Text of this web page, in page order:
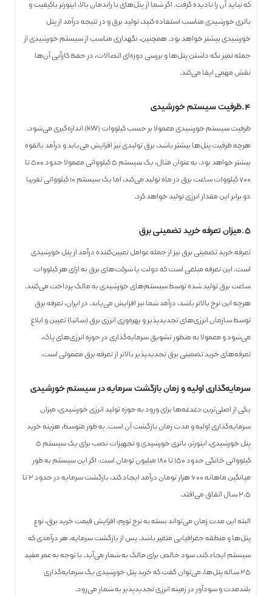
که نباید آن را نادیده گرفت. اگر شما از پنل‌های با راندمان بالا، اینورتر باکیفیت و
باتری خورشیدی مناسب استفاده کنید، تولید برق و در نتیجه درآمد از پنل
خورشیدی بیشتر خواهد بود. همچنین، نگهداری مناسب از سیستم خورشیدی از
جمله تمیز نگه داشتن پنل‌ها و بررسی دوره‌ای اتصالات، در حفظ کارآیی آن‌ها
نقش مهمی ایفا می‌کند.
۴.ظرفیت سیستم خورشیدی
ظرفیت سیستم خورشیدی معمولا بر حسب کیلووات (kW) اندازه‌گیری می‌شود.
هرچه ظرفیت پنل‌ها بیشتر باشد، برق تولیدی نیز افزایش می‌یابد و درآمد بالقوه
بیشتر خواهد بود. به عنوان مثال، یک سیستم ۵ کیلوواتی معمولا حدود ۵۰۰ تا
۷۰۰ کیلووات ساعت برق در ماه تولید می‌کند، اما یک سیستم ۱۰ کیلوواتی تقریبا
دو برابر این مقدار انرژی تولید خواهد کرد.
۵.میزان تعرفه خرید تضمینی برق
تعرفه خرید تضمینی برق نیز از جمله عوامل تعیین‌کننده درآمد از پنل خورشیدی
است. این تعرفه مبلغی است که دولت یا شرکت‌های برق به ازای هر کیلووات
ساعت برق تولید شده توسط سیستم‌های خورشیدی به مالک پرداخت می‌کنند.
هرچه این نرخ بالاتر باشد، درآمد شما نیز افزایش می‌یابد. در ایران، تعرفه برق
توسط سازمان انرژی‌های تجدیدپذیر و بهره‌وری انرژی برق (ساتبا) تعیین و ابلاغ
می‌شود و معمولا به منظور تشویق سرمایه‌گذاری در حوزه انرژی‌های پاک،
تعرفه‌های خرید تضمینی برق تجدیدپذیر بالاتر از تعرفه برق معمولی است.
سرمایه‌گذاری اولیه و زمان بازگشت سرمایه در سیستم خورشیدی
یکی از اصلی‌ترین دغدغه‌ها برای ورود به حوزه تولید انرژی خورشیدی، میزان
سرمایه‌گذاری اولیه و مدت زمان بازگشت آن است. به طور متوسط، هزینه خرید
پنل خورشیدی، اینورتر، باتری خورشیدی و تجهیزات نصب برای یک سیستم ۵
کیلوواتی خانگی حدود ۱۵۰ تا ۱۸۰ میلیون تومان است. اگر این سیستم به طور
میانگین ماهانه ۶۰۰ هزار تومان درآمد ایجاد کند، بازگشت سرمایه در حدود ۲ تا
۲.۵ سال اتفاق می‌افتد.
البته این مدت زمان می‌تواند بسته به نرخ تورم، افزایش قیمت خرید برق، نوع
پنل‌ها و منطقه جغرافیایی متغیر باشد. پس از بازگشت سرمایه، هر درآمدی که
سیستم ایجاد کند، سود خالص برای مالک به شمار می‌آید. با توجه به عمر مفید
۲۵ ساله پنل‌ها، می‌توان گفت که خربد پنل خورشیدی یک سرمایه‌گذاری
بلندمدت و سودآور در زمینه انرژی تجدیدپذیر به شمار می‌رود.